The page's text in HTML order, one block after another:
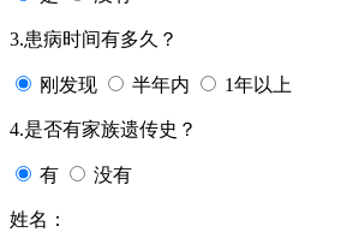
3.患病时间有多久？
刚发现 半年内 1年以上
4.是否有家族遗传史？
有 没有
姓名：